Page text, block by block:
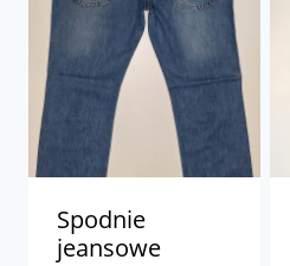
Spodnie
jeansowe